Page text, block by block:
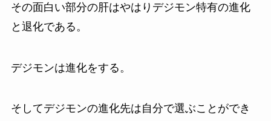
その面白い部分の肝はやはりデジモン特有の進化
と退化である。
デジモンは進化をする。
そしてデジモンの進化先は自分で選ぶことができ